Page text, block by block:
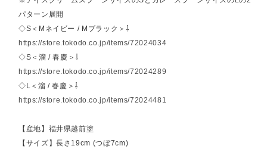
パターン展開
◇S＜Mネイビー / Mブラック＞⇩
https://store.tokodo.co.jp/items/72024034
◇S＜溜 / 春慶＞⇩
https://store.tokodo.co.jp/items/72024289
◇L＜溜 / 春慶＞⇩
https://store.tokodo.co.jp/items/72024481
【産地】福井県越前塗
【サイズ】長さ19cm (つぼ7cm)